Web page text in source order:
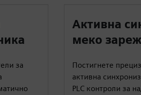
за
Активна
меко
Постигнете
активна
PLC контроли за